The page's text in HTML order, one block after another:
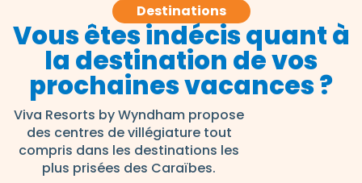
Destinations
Vous êtes indécis quant à
la destination de vos
prochaines vacances ?
Viva Resorts by Wyndham propose
des centres de villégiature tout
compris dans les destinations les
plus prisées des Caraïbes.